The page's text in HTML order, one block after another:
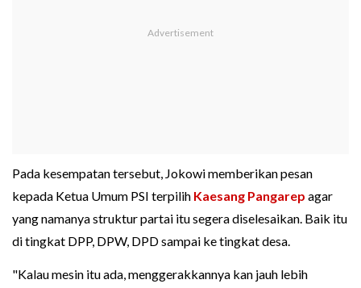
Pada kesempatan tersebut, Jokowi memberikan pesan
kepada Ketua Umum PSI terpilih Kaesang Pangarep agar
yang namanya struktur partai itu segera diselesaikan. Baik itu
di tingkat DPP, DPW, DPD sampai ke tingkat desa.
"Kalau mesin itu ada, menggerakkannya kan jauh lebih